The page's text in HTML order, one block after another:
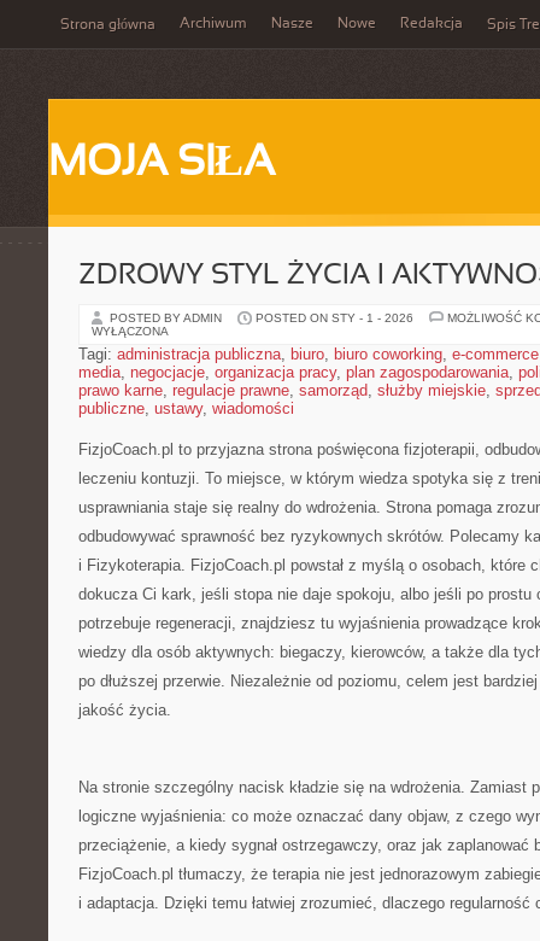
Strona główna Archiwum Nasze Nowe Redakcja Spis
MOJA SIŁA
ZDROWY STYL ŻYCIA I
POSTED BY ADMIN POSTED ON STY - 1 - 2026
MOŻLIWOŚĆ
WYŁĄCZONA
Tagi: administracja publiczna, biuro, biuro coworking, e-commerce
media, negocjacje, organizacja pracy, plan zagospodarowania,
prawo karne, regulacje prawne, samorząd, służby miejskie,
publiczne, ustawy, wiadomości
FizjoCoach.pl to przyjazna strona poświęcona fizjoterapii,
leczeniu kontuzji. To miejsce, w którym wiedza spotyka się z
usprawniania staje się realny do wdrożenia. Strona pomaga
odbudowywać sprawność bez ryzykownych skrótów. Polecamy
i Fizykoterapia. FizjoCoach.pl powstał z myślą o osobach, które
dokucza Ci kark, jeśli stopa nie daje spokoju, albo jeśli po prostu
potrzebuje regeneracji, znajdziesz tu wyjaśnienia prowadzące
wiedzy dla osób aktywnych: biegaczy, kierowców, a także dla
po dłuższej przerwie. Niezależnie od poziomu, celem jest
jakość życia.
Na stronie szczególny nacisk kładzie się na wdrożenia. Zamiast
logiczne wyjaśnienia: co może oznaczać dany objaw, z czego
przeciążenie, a kiedy sygnał ostrzegawczy, oraz jak zaplanować
FizjoCoach.pl tłumaczy, że terapia nie jest jednorazowym
i adaptacja. Dzięki temu łatwiej zrozumieć, dlaczego